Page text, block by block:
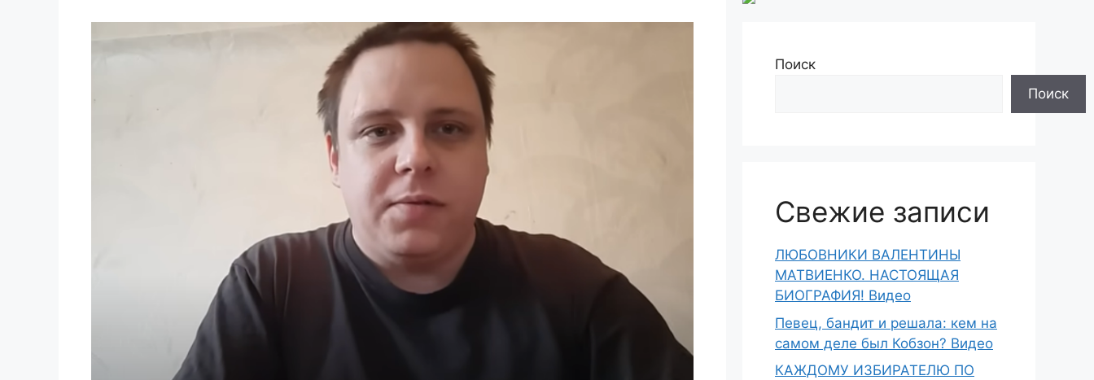
Поиск
Поиск
Свежие записи
ЛЮБОВНИКИ ВАЛЕНТИНЫ
МАТВИЕНКО. НАСТОЯЩАЯ
БИОГРАФИЯ! Видео
Певец, бандит и решала: кем на
самом деле был Кобзон? Видео
КАЖДОМУ ИЗБИРАТЕЛЮ ПО